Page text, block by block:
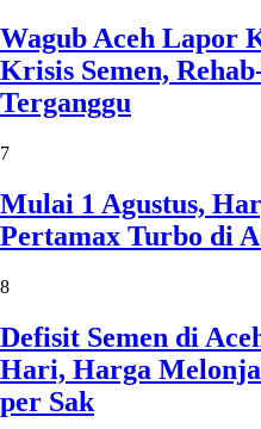
Wagub Aceh Lapor
Krisis Semen,
Terganggu
7
Mulai 1 Agustus,
Pertamax Turbo di
8
Defisit Semen di
Hari, Harga
per Sak